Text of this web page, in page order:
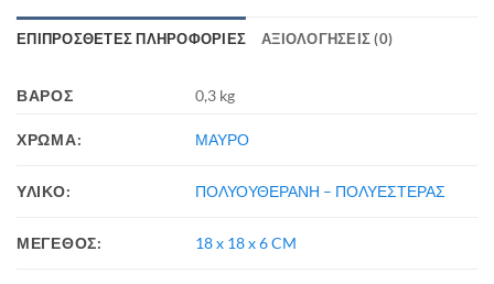
ΕΠΙΠΡΌΣΘΕΤΕΣ ΠΛΗΡΟΦΟΡΊΕΣ ΑΞΙΟΛΟΓΉΣΕΙΣ (0)
ΒΆΡΟΣ 0,3 kg
ΧΡΩΜΑ: ΜΑΥΡΟ
ΥΛΙΚΟ: ΠΟΛΥΟΥΘΕΡΑΝΗ – ΠΟΛΥΕΣΤΕΡΑΣ
ΜΕΓΕΘΟΣ: 18 x 18 x 6 CM